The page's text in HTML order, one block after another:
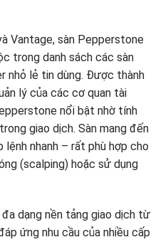
Vantage, sàn Pepperstone
trong danh sách các sàn
nhỏ lẻ tin dùng. Được thành
lý của các cơ quan tài
nổi bật nhờ tính
giao dịch. Sàn mang đến
nhanh – rất phù hợp cho
(scalping) hoặc sử dụng
dạng nền tảng giao dịch từ
ứng nhu cầu của nhiều cấp